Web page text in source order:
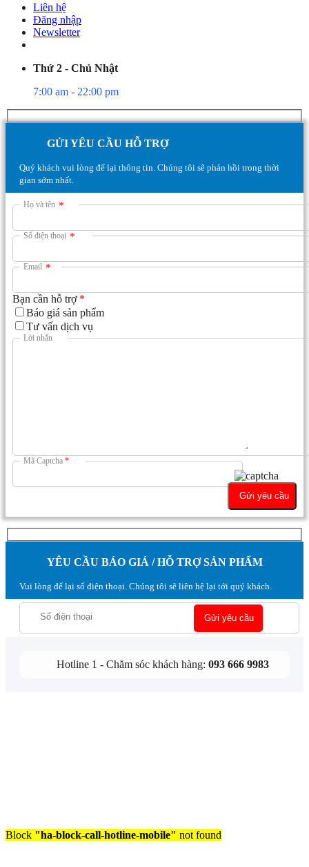
Liên hệ
Đăng nhập
Newsletter
Thứ 2 - Chủ Nhật
7:00 am - 22:00 pm
GỬI YÊU CẦU HỖ TRỢ
Quý khách vui lòng để lại thông tin. Chúng tôi sẽ phản hồi trong thời
gian sớm nhất.
Họ và tên *
Số điện thoại *
Email *
Bạn cần hỗ trợ *
Báo giá sản phẩm
Tư vấn dịch vụ
Lời nhắn
Mã Captcha *
YÊU CẦU BÁO GIÁ / HỖ TRỢ SẢN PHẨM
Vui lòng để lại số điện thoại. Chúng tôi sẽ liên hệ lại tới quý khách.
Hotline 1 - Chăm sóc khách hàng: 093 666 9983
Block "ha-block-call-hotline-mobile" not found